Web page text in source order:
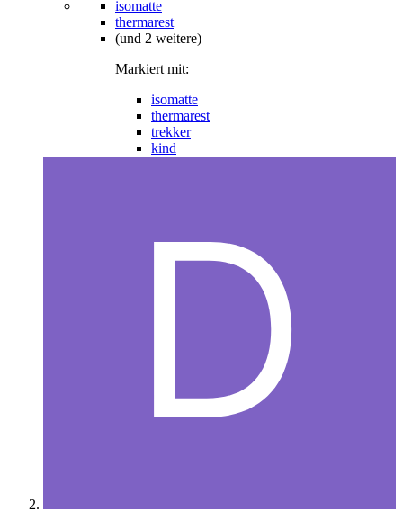
isomatte
thermarest
(und 2 weitere)
Markiert mit:
isomatte
thermarest
trekker
kind